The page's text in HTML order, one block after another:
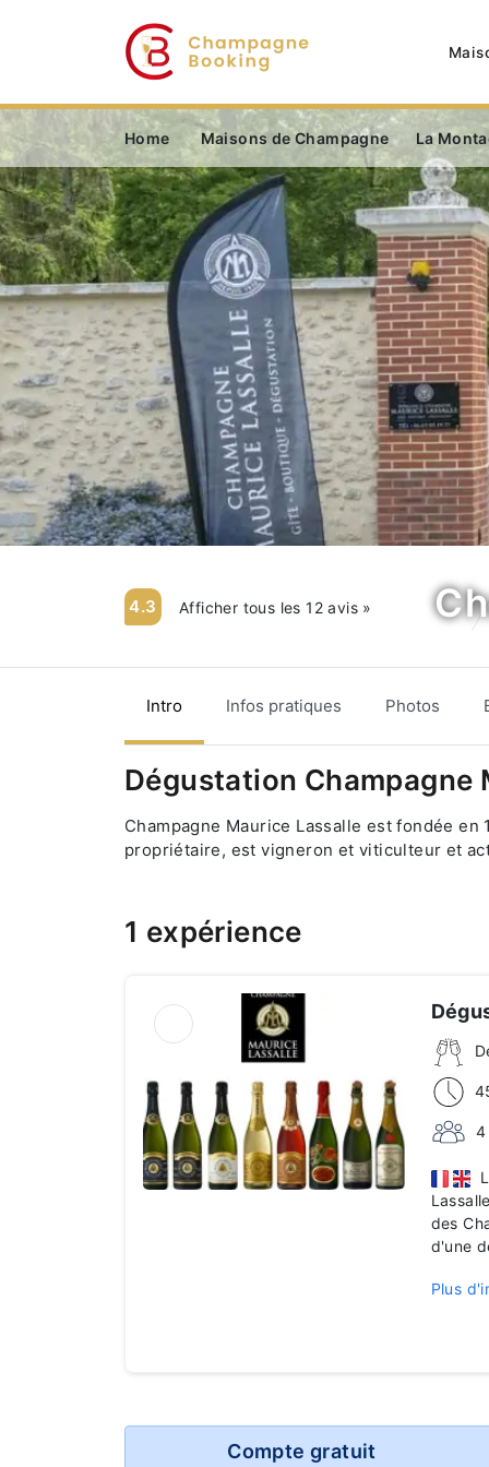
Home Maisons de Champagne La
4.3 Afficher tous les 12 avis »
Intro Infos pratiques Photos
Dégustation Champagne
Champagne Maurice Lassalle est fondée
propriétaire, est vigneron et viticulteur et
1 expérience
4
des
d'une
Plus
Compte gratuit